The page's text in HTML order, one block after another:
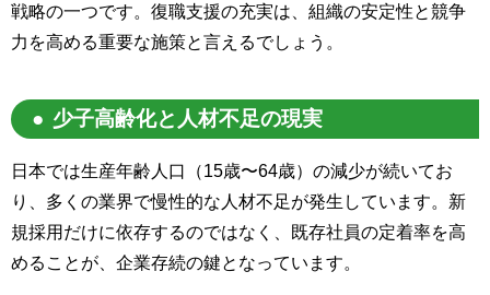
戦略の一つです。復職支援の充実は、組織の安定性と競争
力を高める重要な施策と言えるでしょう。
少子高齢化と人材不足の現実
日本では生産年齢人口（15歳〜64歳）の減少が続いてお
り、多くの業界で慢性的な人材不足が発生しています。新
規採用だけに依存するのではなく、既存社員の定着率を高
めることが、企業存続の鍵となっています。